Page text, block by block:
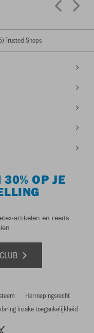
Trusted Shops
30% OP JE
artikelen en reeds
Herroepingsrecht
inzake toegankelijkheid